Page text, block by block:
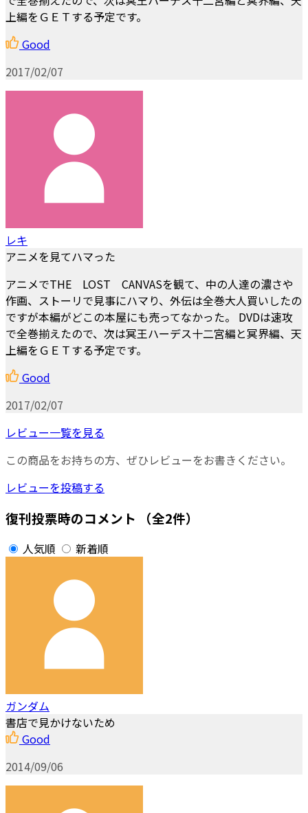
上編をＧＥＴする予定です。
Good
2017/02/07
レキ
アニメを見てハマった
アニメでTHE LOST CANVASを観て、中の人達の濃さや
作画、ストーリで見事にハマり、外伝は全巻大人買いしたの
ですが本編がどこの本屋にも売ってなかった。 DVDは速攻
で全巻揃えたので、次は冥王ハーデス十二宮編と冥界編、天
上編をＧＥＴする予定です。
Good
2017/02/07
レビュー一覧を見る
この商品をお持ちの方、ぜひレビューをお書きください。
レビューを投稿する
復刊投票時のコメント （全2件）
人気順 新着順
ガンダム
書店で見かけないため
Good
2014/09/06